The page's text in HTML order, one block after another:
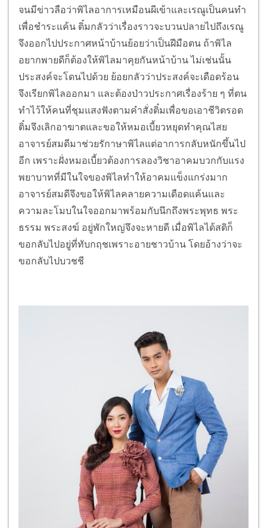
จนมีข่าวลือว่าพิไลอาการเหมือนผีเข้าและเรณูเป็นคนทำ
เพื่อชำระแค้น ติ๋มกลัวว่าเรื่องราวจะบวนปลายไปถึงเรณู
จึงออกไปประกาศหน้าบ้านย้อยว่าเป็นฝีมือตน ถ้าพิไล
อยากพายดีก็ต้องให้พิไลมาคุยกันหน้าบ้าน ไม่เช่นนั้น
ประสงค์จะโดนไปด้วย ย้อยกลัวว่าประสงค์จะเดือดร้อน
จึงเรียกพิไลออกมา และต้องป่าวประกาศเรื่องร้าย ๆ ที่ตน
ทำไว้ให้คนที่ชุมแสงฟังตามคำสั่งติ๋มเพื่อขอเอาชีวิตรอด
ติ๋มจึงเลิกอาฆาตและขอให้หมอเบี้ยวหยุดทำคุณไสย
อาจารย์สมดีมาช่วยรักาษาพิไลแต่อาการกลับหนักขึ้นไป
อีก เพราะฝั่งหมอเบี้ยวต้องการลองวิชาอาคมบวกกับแรง
พยาบาทที่มีในใจของพิไลทำให้อาคมแข็งแกร่งมาก
อาจารย์สมดีจึงขอให้พิไลคลายความเดือดแค้นและ
ความละโมบในใจออกมาพร้อมกับนึกถึงพระพุทธ พระ
ธรรม พระสงฆ์ อยู่พักใหญ่จึงจะหายดี เมื่อพิไลได้สติก็
ขอกลับไปอยู่ที่ทับกฤชเพราะอายชาวบ้าน โดยอ้างว่าจะ
ขอกลับไปบวชชี